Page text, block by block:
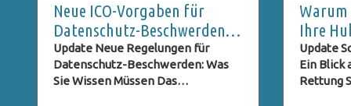
Neue ICO-Vorgaben für
Datenschutz-Beschwerden:
Was Nutzer Wissen Müssen
Update Neue Regelungen für
Datenschutz-Beschwerden: Was
Sie Wissen Müssen Das
Warum
Ihre
Update
Ein Blick
Rettung